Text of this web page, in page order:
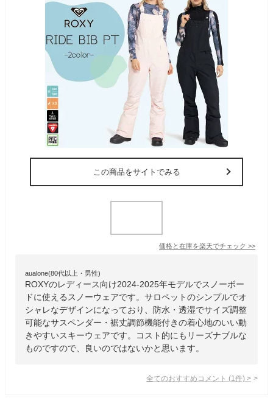
この商品をサイトでみる
価格と在庫を楽天でチェック >>
aualone(80代以上・男性)
ROXYのレディース向け2024‐2025年モデルでスノーボー
ドに使えるスノーウェアです。サロペットのシンプルでオ
シャレなデザインになっており、防水・透湿でサイズ調整
可能なサスペンダー・裾丈調節機能付きの着心地のいい動
きやすいスキーウェアです。コスト的にもリーズナブルな
ものですので、良いのではないかと思います。
全てのおすすめコメント (1 件) >